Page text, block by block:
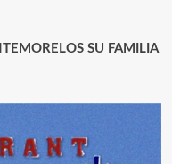
SU FAMILIA